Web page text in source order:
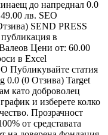
до напреднал 0.0
лв. SEO
SEND PRESS
в
Цени от: 60.00
в Excel
Публикувайте статия
0.0 (0 Отзива) Target
като доброволец
и изберете колко
Прозрачност
от средставата